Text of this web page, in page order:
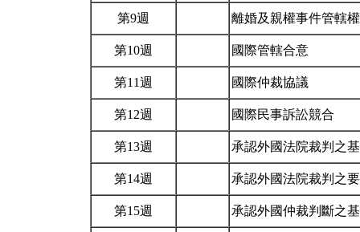
第9週 離婚及親權事件管轄
第10週 國際管轄合意
第11週 國際仲裁協議
第12週 國際民事訴訟競合
第13週 承認外國法院裁判之
第14週 承認外國法院裁判之
第15週 承認外國仲裁判斷之